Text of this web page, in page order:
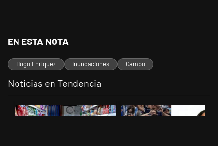
EN ESTA NOTA
Hugo Enríquez Inundaciones Campo
Noticias en Tendencia
Un artículo de tendencia con el título "La inflación en CABA marcó
Un artículo de tendencia con el